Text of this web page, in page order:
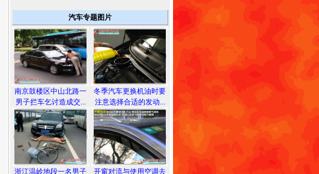
汽车专题图片
南京鼓楼区中山北路一
男子拦车乞讨造成交...
浙江温岭地段一名男子
冬季汽车更换机油时要
注意选择合适的发动...
开窗对流与使用空调去